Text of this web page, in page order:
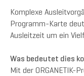
Komplexe
Programm-Karte
Ausleitzeit um ein
Was bedeutet dies
Mit der